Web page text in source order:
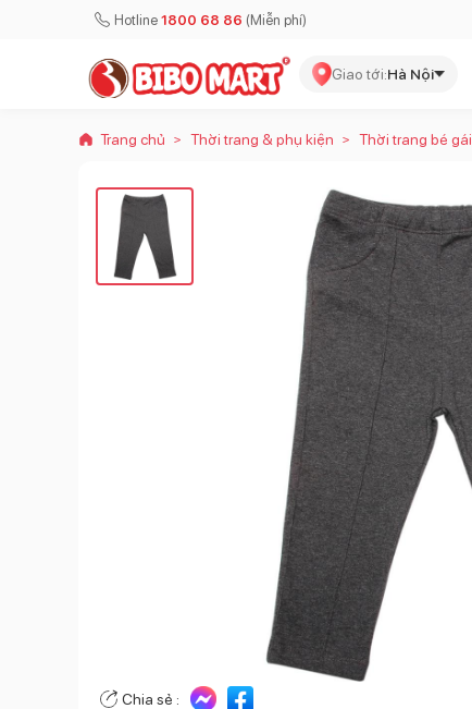
Hotline 1800 68 86 (Miễn phí)
Giao tới:Hà Nội
Trang chủ > Thời trang & phụ kiện > Thời trang bé gái
Chia sẻ :